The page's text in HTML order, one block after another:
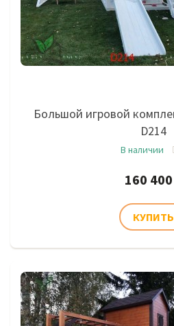
Большой игровой
D214
В наличии
160